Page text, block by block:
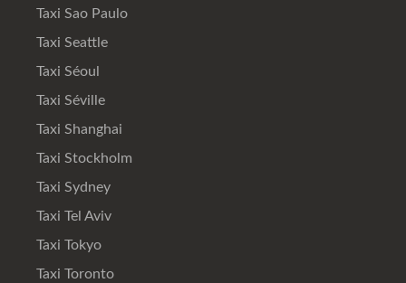
Taxi Sao Paulo
Taxi Seattle
Taxi Séoul
Taxi Séville
Taxi Shanghai
Taxi Stockholm
Taxi Sydney
Taxi Tel Aviv
Taxi Tokyo
Taxi Toronto